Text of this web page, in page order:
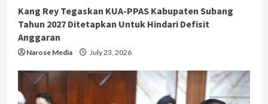
Kang Rey Tegaskan KUA-PPAS Kabupaten Subang
Tahun 2027 Ditetapkan Untuk Hindari Defisit
Anggaran
Narose Media July 23, 2026